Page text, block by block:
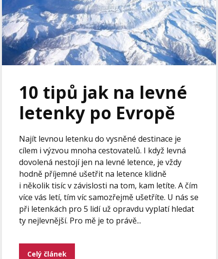
10 tipů jak na levné
letenky po Evropě
Najít levnou letenku do vysněné destinace je
cílem i výzvou mnoha cestovatelů. I když levná
dovolená nestojí jen na levné letence, je vždy
hodně příjemné ušetřit na letence klidně
i několik tisíc v závislosti na tom, kam letíte. A čím
více vás letí, tím víc samozřejmě ušetříte. U nás se
při letenkách pro 5 lidí už opravdu vyplatí hledat
ty nejlevnější. Pro mě je to právě...
Celý článek